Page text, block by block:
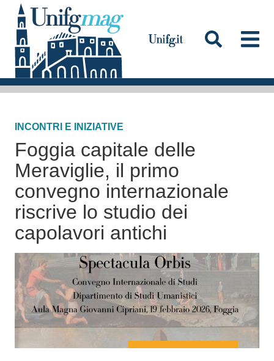
a
a
o
t
e
n
u
o
p
r
i
c
Testata
INCONTRI E INIZIATIVE
Foggia capitale delle
Meraviglie, il primo
convegno internazionale
riscrive lo studio dei
capolavori antichi